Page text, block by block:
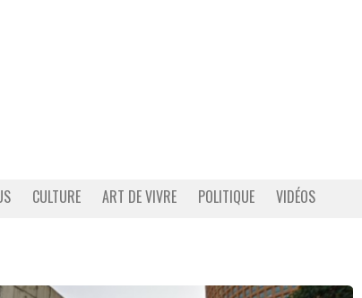
CULTURE ART DE VIVRE POLITIQUE VIDÉOS